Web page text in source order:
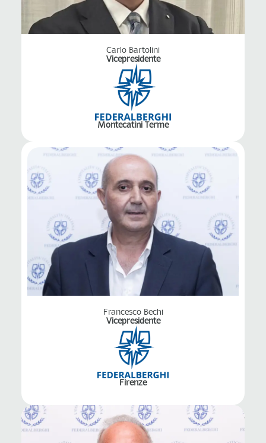
Carlo Bartolini
Vicepresidente
Montecatini Terme
Francesco Bechi
Vicepresidente
Firenze